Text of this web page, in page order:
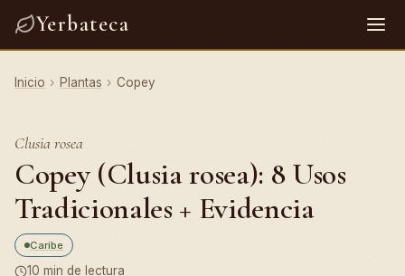
Yerbateca
Inicio › Plantas › Copey
Clusia rosea
Copey (Clusia rosea): 8 Usos
Tradicionales + Evidencia
Caribe
10 min de lectura